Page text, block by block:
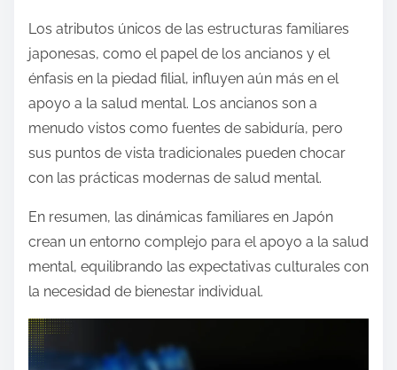
Los atributos únicos de las estructuras familiares
japonesas, como el papel de los ancianos y el
énfasis en la piedad filial, influyen aún más en el
apoyo a la salud mental. Los ancianos son a
menudo vistos como fuentes de sabiduría, pero
sus puntos de vista tradicionales pueden chocar
con las prácticas modernas de salud mental.
En resumen, las dinámicas familiares en Japón
crean un entorno complejo para el apoyo a la salud
mental, equilibrando las expectativas culturales con
la necesidad de bienestar individual.